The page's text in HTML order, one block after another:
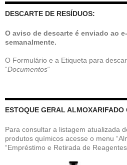
DESCARTE DE RESÍDUOS:
O aviso de descarte é enviado ao
semanalmente.
O Formulário e a Etiqueta para
“Documentos“
ESTOQUE GERAL ALMOXARIFADO
Para consultar a listagem atualizada
produtos químicos acesse o menu
“Empréstimo e Retirada de